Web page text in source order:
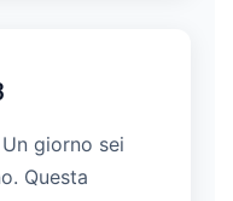
giorno sei
Questa